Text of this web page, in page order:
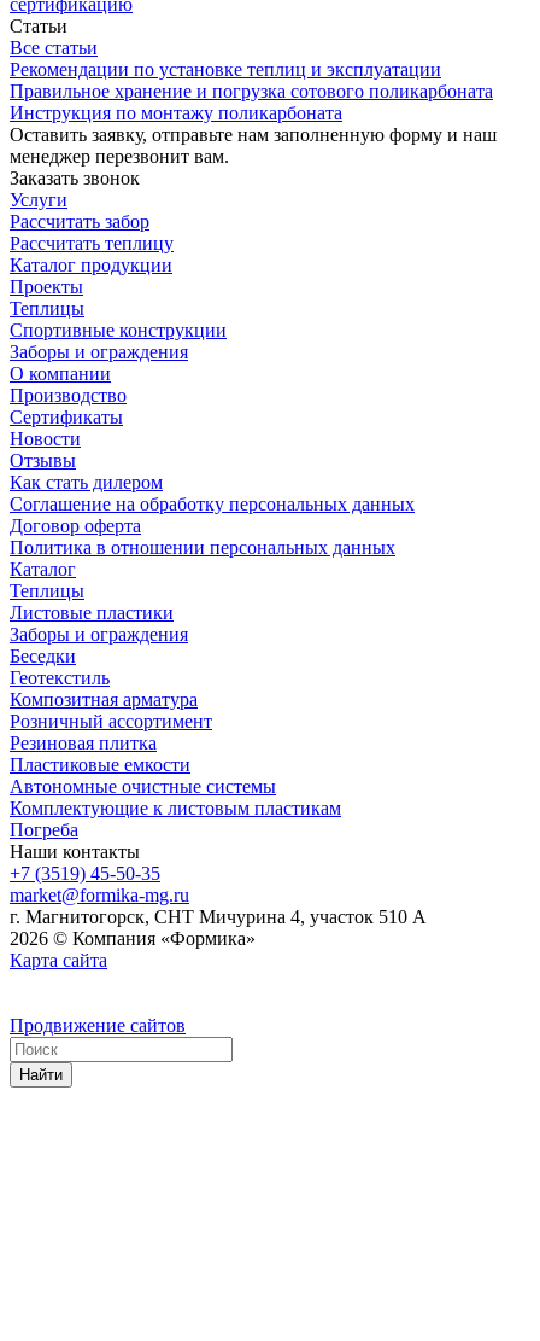
Статьи
Все статьи
Рекомендации по установке теплиц и эксплуатации
Правильное хранение и погрузка сотового поликарбоната
Инструкция по монтажу поликарбоната
Оставить заявку, отправьте нам заполненную форму и наш
менеджер перезвонит вам.
Заказать звонок
Услуги
Рассчитать забор
Рассчитать теплицу
Каталог продукции
Проекты
Теплицы
Спортивные конструкции
Заборы и ограждения
О компании
Производство
Сертификаты
Новости
Отзывы
Как стать дилером
Соглашение на обработку персональных данных
Договор оферта
Политика в отношении персональных данных
Каталог
Теплицы
Листовые пластики
Заборы и ограждения
Беседки
Геотекстиль
Композитная арматура
Розничный ассортимент
Резиновая плитка
Пластиковые емкости
Автономные очистные системы
Комплектующие к листовым пластикам
Погреба
Наши контакты
+7 (3519) 45-50-35
market@formika-mg.ru
г. Магнитогорск, СНТ Мичурина 4, участок 510 А
2026 © Компания «Формика»
Карта сайта
Продвижение сайтов
Найти